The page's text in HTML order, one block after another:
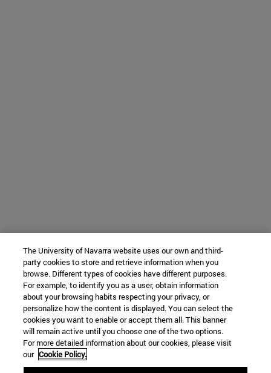
The University of Navarra website uses our own and third-
party cookies to store and retrieve information when you
browse. Different types of cookies have different purposes.
For example, to identify you as a user, obtain information
about your browsing habits respecting your privacy, or
personalize how the content is displayed. You can select the
cookies you want to enable or accept them all. This banner
will remain active until you choose one of the two options.
For more detailed information about our cookies, please visit
our Cookie Policy.